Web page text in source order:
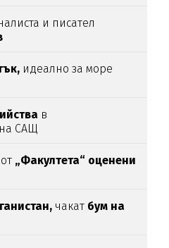
и писател
идеално за море
в
САЩ
от „Факултета“ оценени
чакат бум на